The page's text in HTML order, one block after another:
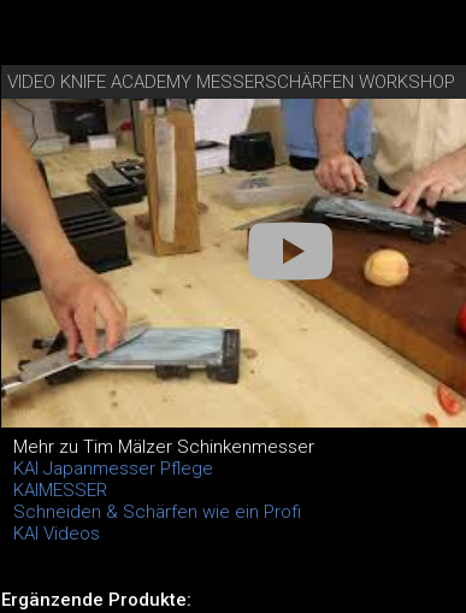
VIDEO KNIFE ACADEMY MESSERSCHÄRFEN WORKSHOP
Mehr zu Tim Mälzer Schinkenmesser
KAI Japanmesser Pflege
KAIMESSER
Schneiden & Schärfen wie ein Profi
KAI Videos
Ergänzende Produkte: